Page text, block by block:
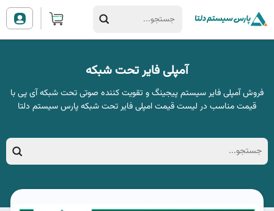
آمپلی فایر تحت شبکه
فروش آمپلی فایر سیستم پیجینگ و تقویت کننده صوتی تحت شبکه آی پی با
قیمت مناسب در لیست قیمت امپلی فایر تحت شبکه پارس سیستم دلتا